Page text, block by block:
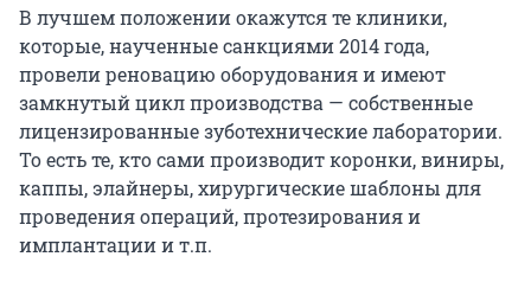
В лучшем положении окажутся те клиники,
которые, наученные санкциями 2014 года,
провели реновацию оборудования и имеют
замкнутый цикл производства — собственные
лицензированные зуботехнические лаборатории.
То есть те, кто сами производит коронки, виниры,
каппы, элайнеры, хирургические шаблоны для
проведения операций, протезирования и
имплантации и т.п.